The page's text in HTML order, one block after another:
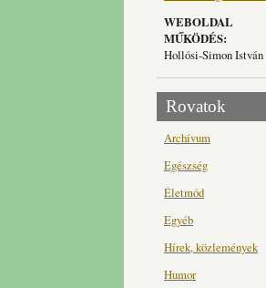
WEBOLDAL
MŰKÖDÉS:
Hollósi-Simon István
Rovatok
Archívum
Egészség
Életmód
Egyéb
Hírek, közlemények
Humor